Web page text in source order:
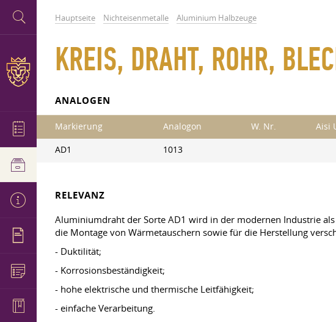
Hauptseite Nichteisenmetalle Aluminium Halbzeuge
KREIS, DRAHT, ROHR,
ANALOGEN
Markierung Analogon W. Nr. Aisi
AD1 1013
RELEVANZ
Aluminiumdraht der Sorte AD1 wird in der modernen Industrie
die Montage von Wärmetauschern sowie für die Herstellung
- Duktilität;
- Korrosionsbeständigkeit;
- hohe elektrische und thermische Leitfähigkeit;
- einfache Verarbeitung.